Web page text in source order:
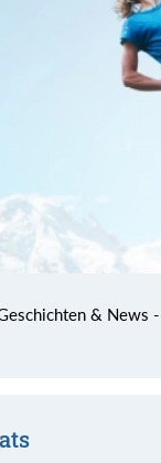
& News